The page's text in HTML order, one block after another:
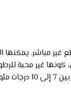
كونها غير محبة
الشتاء شبه جافة، وتسمد خلال